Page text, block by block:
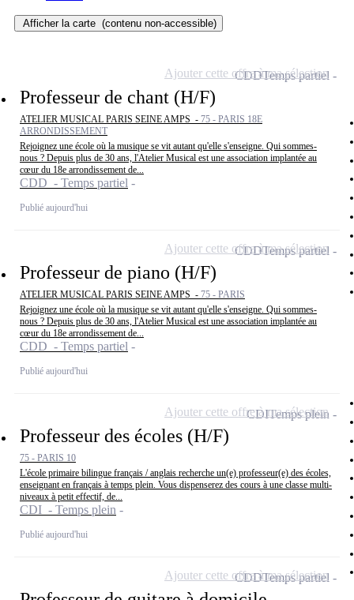
Afficher la carte (contenu non-accessible)
Professeur de chant (H/F)
ATELIER MUSICAL PARIS SEINE AMPS - 75 - PARIS 18E
ARRONDISSEMENT
Rejoignez une école où la musique se vit autant qu'elle s'enseigne. Qui sommes-
nous ? Depuis plus de 30 ans, l'Atelier Musical est une association implantée au
cœur du 18e arrondissement de...
CDD - Temps partiel
Publié aujourd'hui
CDDTemps partiel
Ajouter cette offre à ma sélection
Professeur de piano (H/F)
ATELIER MUSICAL PARIS SEINE AMPS - 75 - PARIS
Rejoignez une école où la musique se vit autant qu'elle s'enseigne. Qui sommes-
nous ? Depuis plus de 30 ans, l'Atelier Musical est une association implantée au
cœur du 18e arrondissement de...
CDD - Temps partiel
Publié aujourd'hui
CDDTemps partiel
Ajouter cette offre à ma sélection
Professeur des écoles (H/F)
75 - PARIS 10
L'école primaire bilingue français / anglais recherche un(e) professeur(e) des écoles,
enseignant en français à temps plein. Vous dispenserez des cours à une classe multi-
niveaux à petit effectif, de...
CDI - Temps plein
Publié aujourd'hui
CDITemps plein
Ajouter cette offre à ma sélection
CDDTemps partiel
Ajouter cette offre à ma sélection